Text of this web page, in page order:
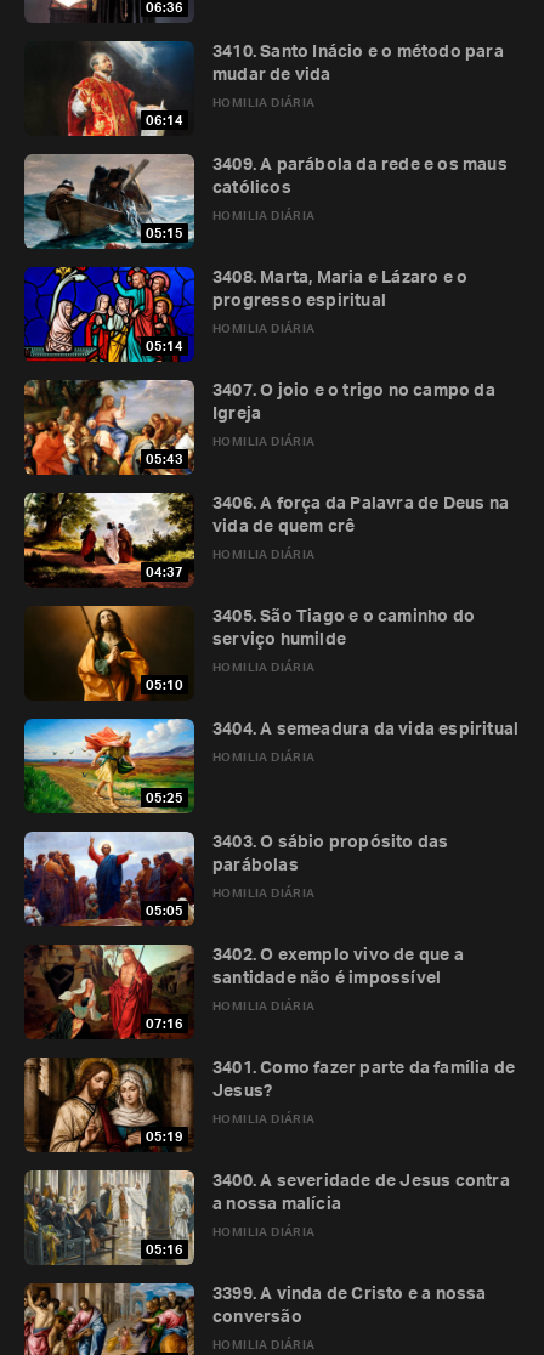
06:36
06:14
HOMILIA DIÁRIA
3410. Santo Inácio e o método para
mudar de vida
05:15
HOMILIA DIÁRIA
3409. A parábola da rede e os maus
católicos
05:14
HOMILIA DIÁRIA
3408. Marta, Maria e Lázaro e o
progresso espiritual
05:43
HOMILIA DIÁRIA
3407. O joio e o trigo no campo da
Igreja
04:37
HOMILIA DIÁRIA
3406. A força da Palavra de Deus na
vida de quem crê
05:10
HOMILIA DIÁRIA
3405. São Tiago e o caminho do
serviço humilde
05:25
HOMILIA DIÁRIA
3404. A semeadura da vida espiritual
05:05
HOMILIA DIÁRIA
3403. O sábio propósito das
parábolas
07:16
HOMILIA DIÁRIA
3402. O exemplo vivo de que a
santidade não é impossível
05:19
HOMILIA DIÁRIA
3401. Como fazer parte da família de
Jesus?
05:16
HOMILIA DIÁRIA
3400. A severidade de Jesus contra
a nossa malícia
HOMILIA DIÁRIA
3399. A vinda de Cristo e a nossa
conversão